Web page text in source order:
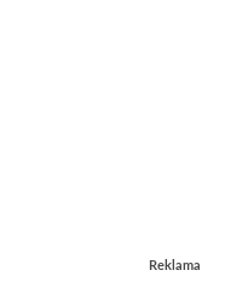
Reklama